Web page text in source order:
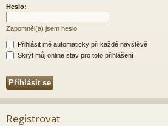
Heslo:
Zapomněl(a) jsem heslo
Přihlásit mě automaticky při každé návštěvě
Skrýt můj online stav pro toto přihlášení
Registrovat